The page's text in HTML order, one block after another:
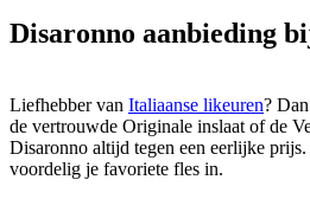
Disaronno aanbieding
Liefhebber van Italiaanse likeuren?
de vertrouwde Originale inslaat of de
Disaronno altijd tegen een eerlijke
voordelig je favoriete fles in.